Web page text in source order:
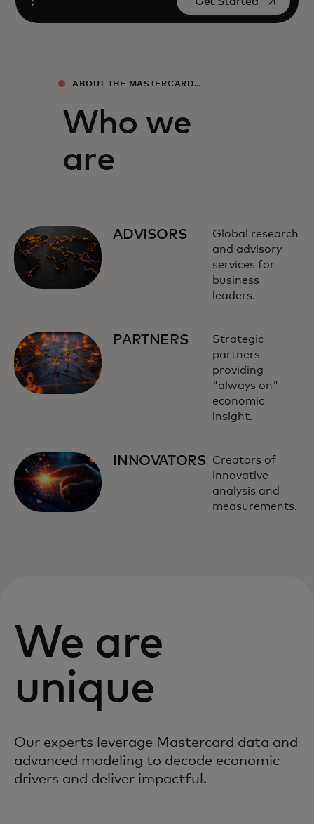
Open
ABOUT THE MASTERCARD
Who we
are
ADVISORS
Global research
and advisory
services for
business
leaders.
PARTNERS
Strategic
partners
providing
"always on"
economic
insight.
INNOVATORS
Creators of
innovative
analysis and
measurements.
We are
unique
Our experts leverage Mastercard data and
advanced modeling to decode economic
drivers and deliver impactful.